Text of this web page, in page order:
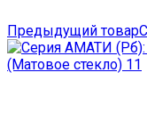
Предыдущий товар